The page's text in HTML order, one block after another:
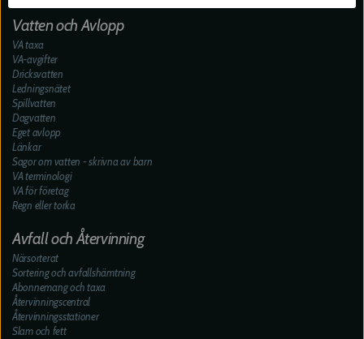
Vatten och Avlopp
VA taxa
VA-avgifter
Dricksvatten
Ledningsnätet
Spillvatten
Dagvatten
Eget avlopp
Länkar
Sagor om vatten - skrivna av barn
VA terminologi
VA för företag
Regn eller torka
Avfall och Återvinning
Närsorterat
Sortering och avfallshämtning
Abonnemang och taxa
Återvinningscentral
Återvinningsstationer
Slam och fett